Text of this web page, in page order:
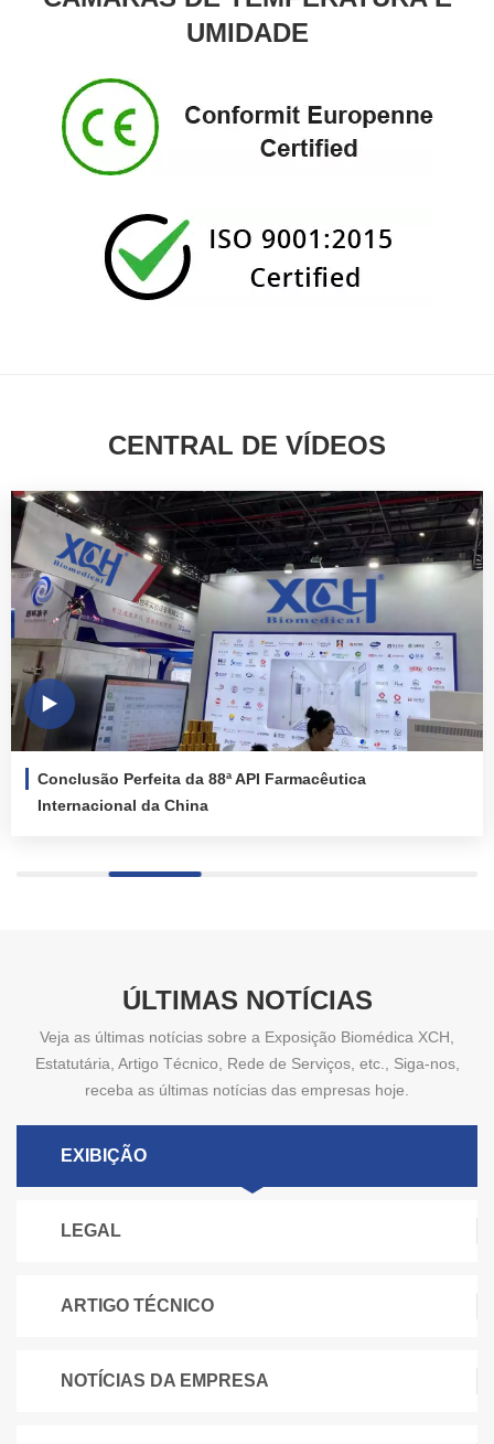
esterilização e processamento de produtos eletrônicos
pesquisa científica, etc.Forno de secagem de laboratório
de ar quente com tratamento térmico termostático
elétricoForno de secagem a vácuo de laboratório
industrial com bomba Certificado
UMIDADE
CENTRAL DE VÍDEOS
Conclusão Perfeita da 88ª API Farmacêutica
Internacional da China
ÚLTIMAS NOTÍCIAS
Veja as últimas notícias sobre a Exposição Biomédica XCH,
Estatutária, Artigo Técnico, Rede de Serviços, etc., Siga-nos,
receba as últimas notícias das empresas hoje.
EXIBIÇÃO
LEGAL
ARTIGO TÉCNICO
NOTÍCIAS DA EMPRESA